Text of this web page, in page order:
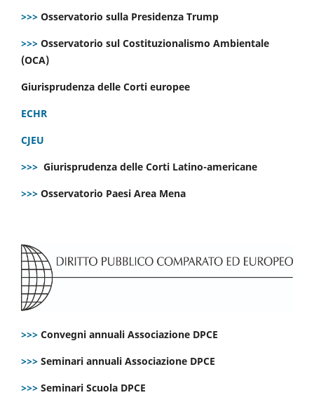
>>> Osservatorio sulla Presidenza Trump
>>> Osservatorio sul Costituzionalismo Ambientale
(OCA)
Giurisprudenza delle Corti europee
ECHR
CJEU
>>> Giurisprudenza delle Corti Latino-americane
>>> Osservatorio Paesi Area Mena
>>> Convegni annuali Associazione DPCE
>>> Seminari annuali Associazione DPCE
>>> Seminari Scuola DPCE